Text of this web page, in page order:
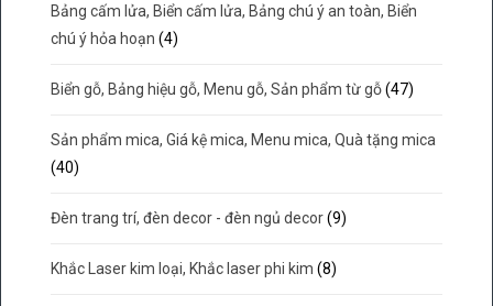
Bảng cấm lửa, Biển cấm lửa, Bảng chú ý an toàn, Biển
chú ý hỏa hoạn (4)
Biển gỗ, Bảng hiệu gỗ, Menu gỗ, Sản phẩm từ gỗ (47)
Sản phẩm mica, Giá kệ mica, Menu mica, Quà tặng mica
(40)
Đèn trang trí, đèn decor - đèn ngủ decor (9)
Khắc Laser kim loại, Khắc laser phi kim (8)